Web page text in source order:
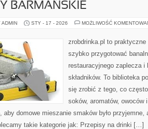
BARMAŃSKIE
ADMIN STY - 17 - 2026 MOŻLIWOŚĆ
zrobdrinka.pl to
szybko przygotować
restauracyjnego zaplecza i
składników. To biblioteka
się zrobić z tego, co
soków, aromatów,
aby domowe mieszanie smaków było przyjemne,
takie kategorie jak: Przepisy na drinki […]